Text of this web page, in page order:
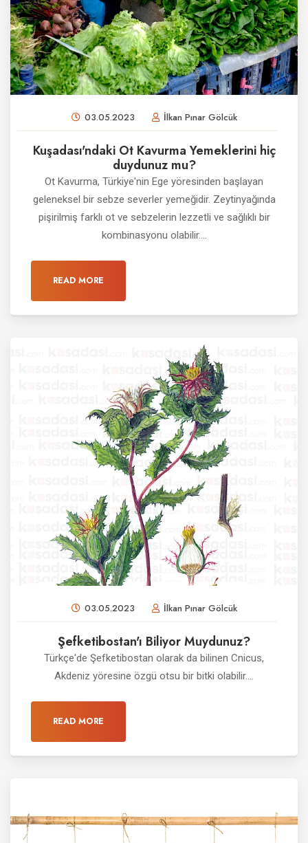
03.05.2023 İlkan Pınar Gölcük
Kuşadası'ndaki Ot Kavurma Yemeklerini hiç
duydunuz mu?
Ot Kavurma, Türkiye'nin Ege yöresinden başlayan
geleneksel bir sebze severler yemeğidir. Zeytinyağında
pişirilmiş farklı ot ve sebzelerin lezzetli ve sağlıklı bir
kombinasyonu olabilir....
READ MORE
03.05.2023 İlkan Pınar Gölcük
Şefketibostan'ı Biliyor Muydunuz?
Türkçe'de Şefketibostan olarak da bilinen Cnicus,
Akdeniz yöresine özgü otsu bir bitki olabilir....
READ MORE